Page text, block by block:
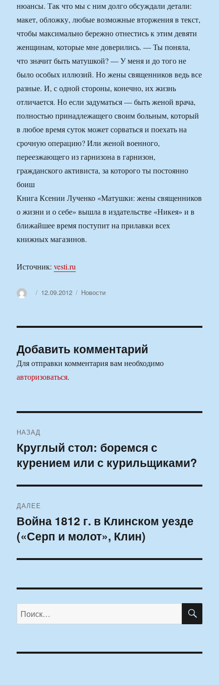
нюансы. Так что мы с ним долго обсуждали детали:
макет, обложку, любые возможные вторжения в текст,
чтобы максимально бережно отнестись к этим девяти
женщинам, которые мне доверились. — Ты поняла,
что значит быть матушкой? — У меня и до того не
было особых иллюзий. Но жены священников ведь все
разные. И, с одной стороны, конечно, их жизнь
отличается. Но если задуматься — быть женой врача,
полностью принадлежащего своим больным, который
в любое время суток может сорваться и поехать на
срочную операцию? Или женой военного,
переезжающего из гарнизона в гарнизон,
гражданского активиста, за которого ты постоянно
боиш
Книга Ксении Лученко «Матушки: жены священников
о жизни и о себе» вышла в издательстве «Никея» и в
ближайшее время поступит на прилавки всех
книжных магазинов.
Источник:vesti.ru
АвторОпубликовано
12.09.2012 Рубрики
Новости
Добавить комментарий
Для отправки комментария вам необходимо
авторизоваться.
по
записям
НАЗАД
Предыдущая
запись:
Круглый стол: боремся с
курением или с курильщиками?
ДАЛЕЕ
Следующая
запись:
Война 1812 г. в Клинском уезде
(«Серп и молот», Клин)
Искать: